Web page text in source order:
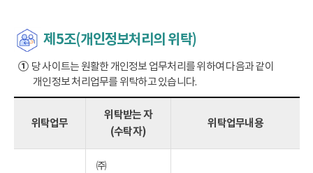
제5조(개인정보처리의 위탁)
①당 사이트는 원활한 개인정보 업무처리를 위하여 다음과 같이
개인정보 처리업무를 위탁하고 있습니다.
위탁업무
위탁받는 자
(수탁자)
위탁업무내용
㈜